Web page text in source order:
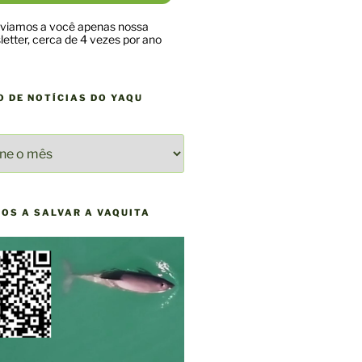
a você apenas nossa
cerca de 4 vezes por ano
DE NOTÍCIAS DO YAQU
A SALVAR A VAQUITA